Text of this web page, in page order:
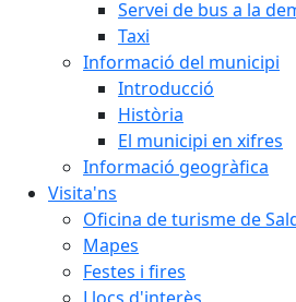
Servei de bus a la
Taxi
Informació del municipi
Introducció
Història
El municipi en xifres
Informació geogràfica
Visita'ns
Oficina de turisme de
Mapes
Festes i fires